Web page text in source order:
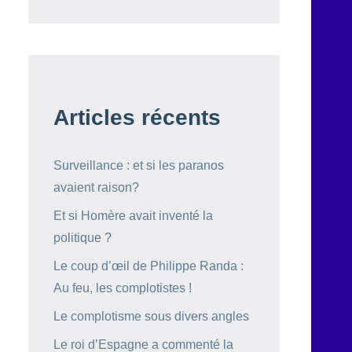
Articles récents
Surveillance : et si les paranos
avaient raison?
Et si Homère avait inventé la
politique ?
Le coup d’œil de Philippe Randa :
Au feu, les complotistes !
Le complotisme sous divers angles
Le roi d’Espagne a commenté la